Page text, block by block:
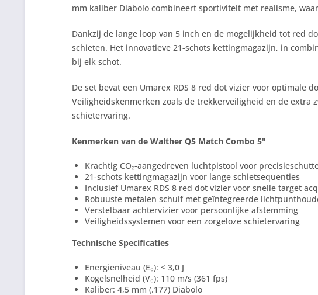
mm kaliber Diabolo combineert sportiviteit met realisme,
Dankzij de lange loop van 5 inch en de mogelijkheid tot red
schieten. Het innovatieve 21-schots kettingmagazijn, in
bij elk schot.
De set bevat een Umarex RDS 8 red dot vizier voor optimale
Veiligheidskenmerken zoals de trekkerveiligheid en de extra
schietervaring.
Kenmerken van de Walther Q5 Match Combo 5"
Krachtig CO₂-aangedreven luchtpistool voor
21-schots kettingmagazijn voor lange schietsequenties
Inclusief Umarex RDS 8 red dot vizier voor snelle target
Robuuste metalen schuif met geïntegreerde
Verstelbaar achtervizier voor persoonlijke afstemming
Veiligheidssystemen voor een zorgeloze schietervaring
Technische Specificaties
Energieniveau (E₀): < 3,0 J
Kogelsnelheid (V₀): 110 m/s (361 fps)
Kaliber: 4,5 mm (.177) Diabolo